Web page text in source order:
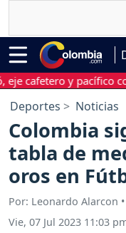
y pacífico
Deportes Noticias
Colombia
tabla de
oros en
Por: Leonardo Alarcon
Vie, 07 Jul 2023 11:03